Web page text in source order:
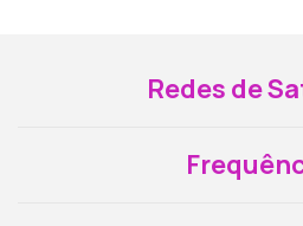
Redes de